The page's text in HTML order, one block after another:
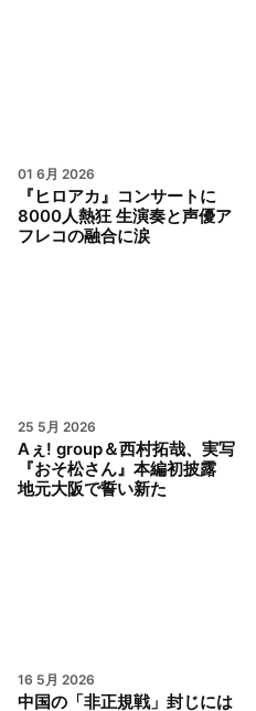
01 6月 2026
『ヒロアカ』コンサートに
8000人熱狂 生演奏と声優ア
フレコの融合に涙
25 5月 2026
Aぇ! group＆西村拓哉、実写
『おそ松さん』本編初披露
地元大阪で誓い新た
16 5月 2026
中国の「非正規戦」封じには